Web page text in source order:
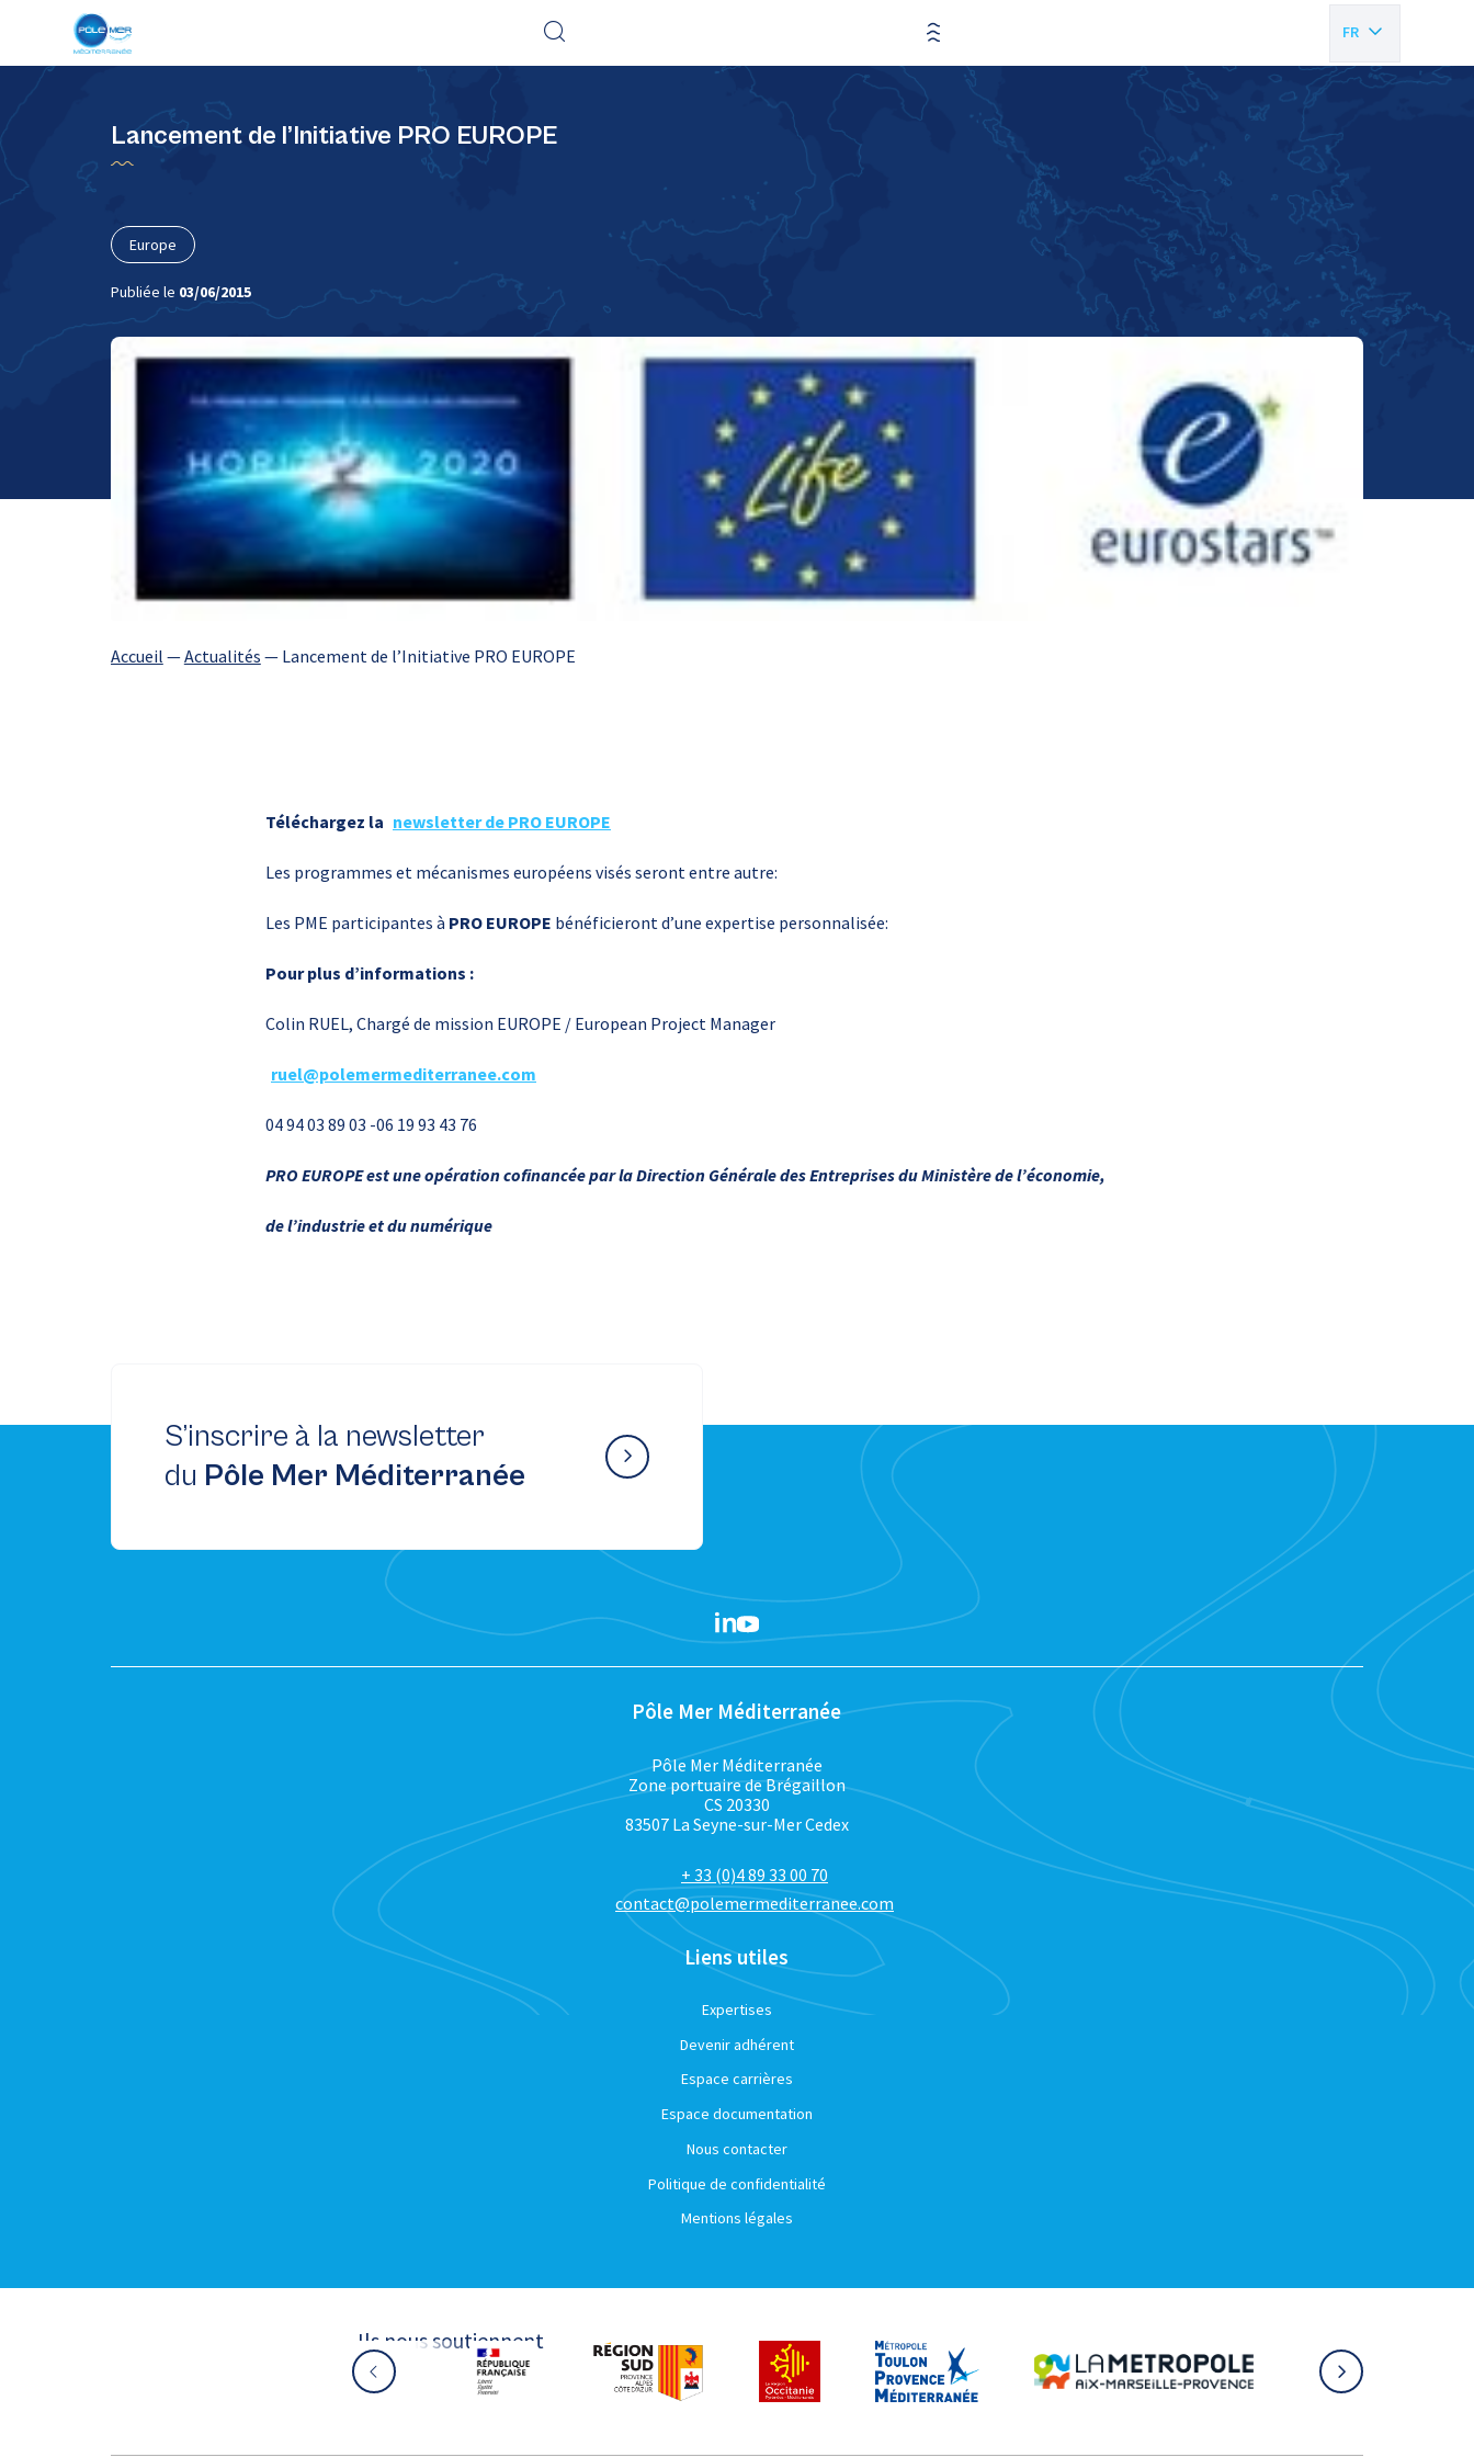
FR
EN
Lancement de l’Initiative PRO EUROPE
Europe
Publiée le 03/06/2015
Accueil —Actualités — Lancement de l’Initiative PRO EUROPE
Téléchargez la newsletter de PRO EUROPE
Les programmes et mécanismes européens visés seront entre autre:
Les PME participantes à PRO EUROPE bénéficieront d’une expertise personnalisée:
Pour plus d’informations :
Colin RUEL, Chargé de mission EUROPE / European Project Manager
ruel@polemermediterranee.com
04 94 03 89 03 -06 19 93 43 76
PRO EUROPE est une opération cofinancée par la Direction Générale des Entreprises du Ministère de l’économie,
de l’industrie et du numérique
S’inscrire à la newsletter
du Pôle Mer Méditerranée
Pôle Mer Méditerranée
Pôle Mer Méditerranée
Zone portuaire de Brégaillon
CS 20330
83507 La Seyne-sur-Mer Cedex
+ 33 (0)4 89 33 00 70
contact@polemermediterranee.com
Liens utiles
Expertises
Devenir adhérent
Espace carrières
Espace documentation
Nous contacter
Politique de confidentialité
Mentions légales
Ils nous soutiennent
Panneau de gestion des cookies